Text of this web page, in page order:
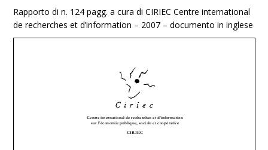
Rapporto di n. 124 pagg. a cura di CIRIEC Centre international
de recherches et d’information – 2007 – documento in inglese